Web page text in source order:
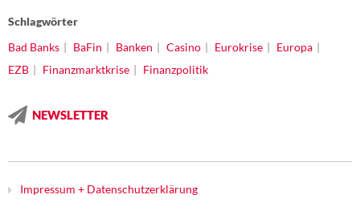
Schlagwörter
Bad Banks
BaFin Banken Casino Eurokrise
Europa
EZB
Finanzmarktkrise Finanzpolitik
NEWSLETTER
Impressum + Datenschutzerklärung